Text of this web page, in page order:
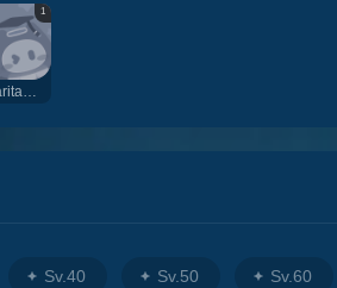
1
Haritacının Sandviçi
Sv.40 Sv.50 Sv.60